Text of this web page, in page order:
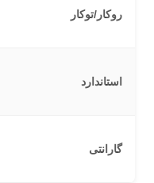
روکار/توکار
استاندارد
گارانتی